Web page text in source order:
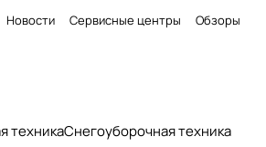
Новости Сервисные центры Обзоры
техникаСнегоуборочная техника